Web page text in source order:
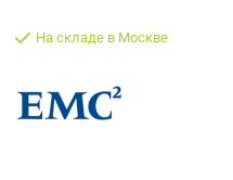
На складе в Москве